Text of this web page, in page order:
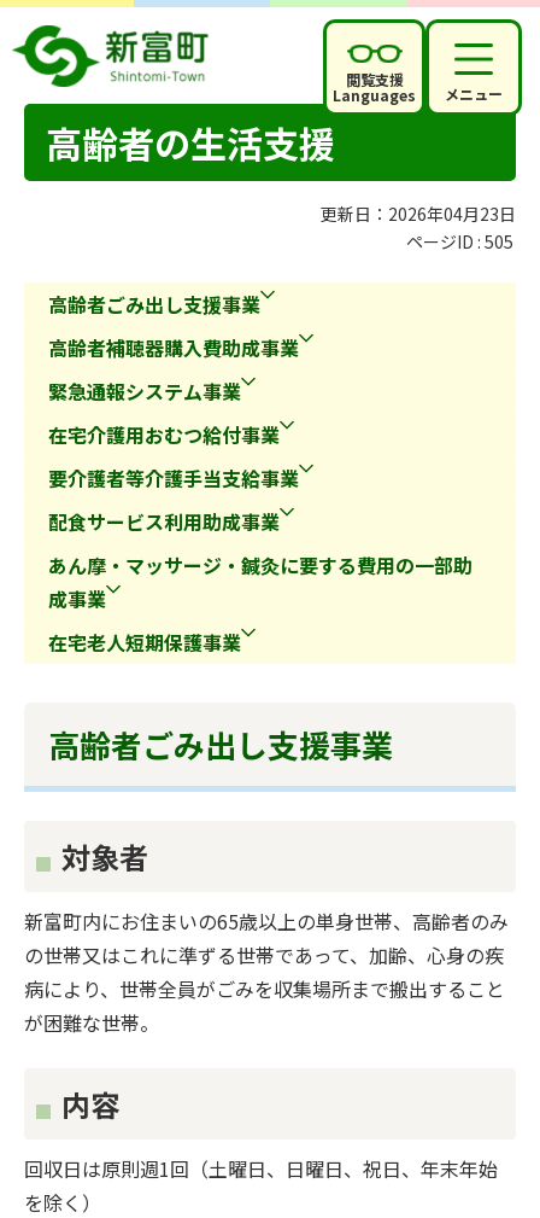
閲覧支援
Languages メニュー
高齢者の生活支援
更新日：2026年04月23日
ページID : 505
高齢者ごみ出し支援事業
高齢者補聴器購入費助成事業
緊急通報システム事業
在宅介護用おむつ給付事業
要介護者等介護手当支給事業
配食サービス利用助成事業
あん摩・マッサージ・鍼灸に要する費用の一部助
成事業
在宅老人短期保護事業
高齢者ごみ出し支援事業
対象者
新富町内にお住まいの65歳以上の単身世帯、高齢者のみ
の世帯又はこれに準ずる世帯であって、加齢、心身の疾
病により、世帯全員がごみを収集場所まで搬出すること
が困難な世帯。
内容
回収日は原則週1回（土曜日、日曜日、祝日、年末年始
を除く）